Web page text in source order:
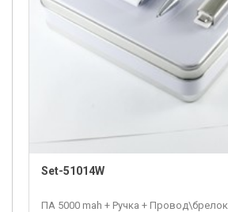
Set-51014W
ПА 5000 mah + Ручка + Провод\брелок